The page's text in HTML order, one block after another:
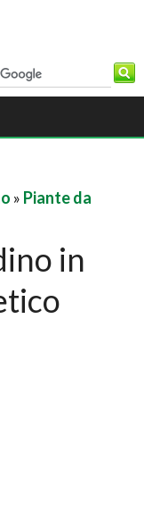
» Piante da
in